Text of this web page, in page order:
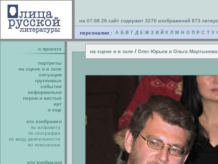
на 07.08.26 сайт содержит 3276 изображений 873
персоналии : А Б В Г Д Е Ж З И Й К Л М Н О П Р С Т У
о проекте на сцене и в зале / Олег Юрьев и Ольга Мартынова
портреты
на сцене и в зале
ситуации
групповые
события
неформально
пером и кистью
арт
и еще
кто изображен
по алфавиту
по географии
по виду деятельности
по поколению
кто изобразил